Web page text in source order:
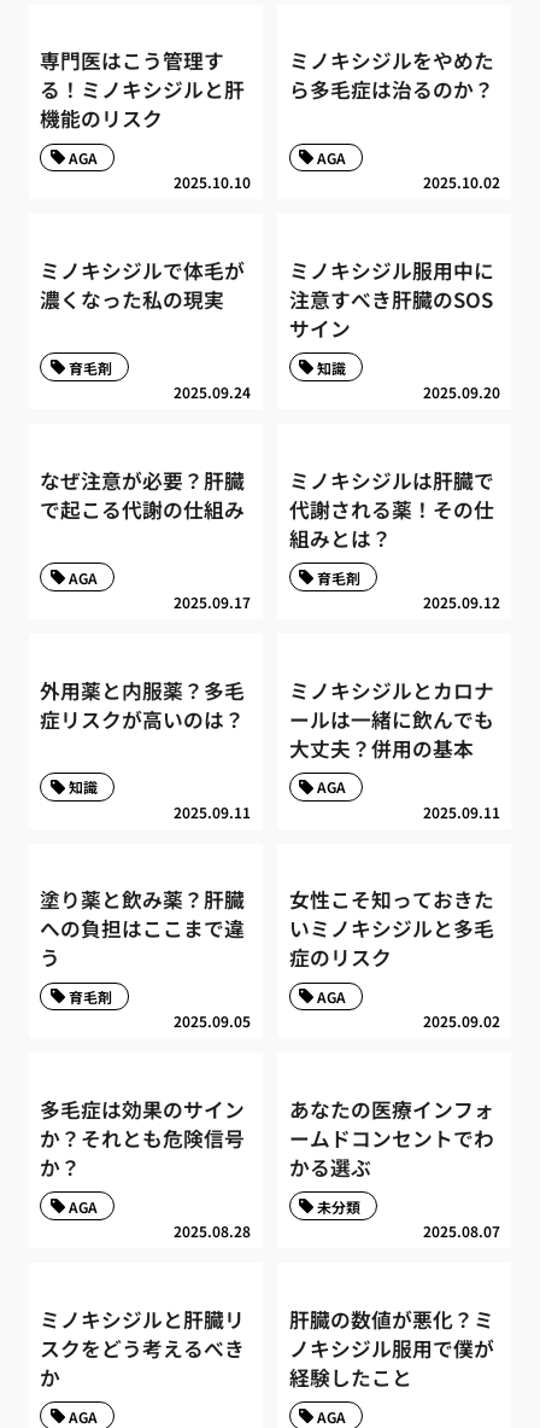
専門医はこう管理す
る！ミノキシジルと肝
機能のリスク
2025.10.10
AGA
ミノキシジルをやめた
ら多毛症は治るのか？
2025.10.02
AGA
ミノキシジルで体毛が
濃くなった私の現実
2025.09.24
育毛剤
ミノキシジル服用中に
注意すべき肝臓のSOS
サイン
2025.09.20
知識
なぜ注意が必要？肝臓
で起こる代謝の仕組み
2025.09.17
AGA
ミノキシジルは肝臓で
代謝される薬！その仕
組みとは？
2025.09.12
育毛剤
外用薬と内服薬？多毛
症リスクが高いのは？
2025.09.11
知識
ミノキシジルとカロナ
ールは一緒に飲んでも
大丈夫？併用の基本
2025.09.11
AGA
塗り薬と飲み薬？肝臓
への負担はここまで違
う
2025.09.05
育毛剤
女性こそ知っておきた
いミノキシジルと多毛
症のリスク
2025.09.02
AGA
多毛症は効果のサイン
か？それとも危険信号
か？
2025.08.28
AGA
あなたの医療インフォ
ームドコンセントでわ
かる選ぶ
2025.08.07
未分類
ミノキシジルと肝臓リ
スクをどう考えるべき
か
AGA
肝臓の数値が悪化？ミ
ノキシジル服用で僕が
経験したこと
AGA